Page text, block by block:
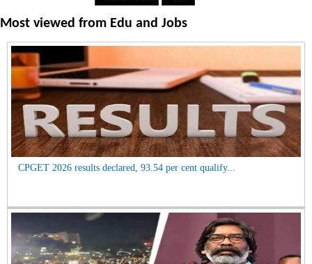
Most viewed from Edu and Jobs
CPGET 2026 results declared, 93.54 per cent qualify...